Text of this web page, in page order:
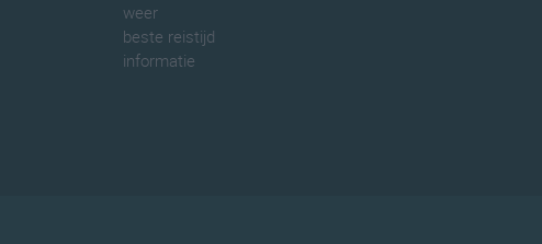
weer
beste reistijd
informatie